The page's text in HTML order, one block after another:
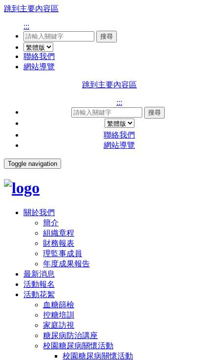
跳到主要內容區
:::
搜尋
聯絡我們
網站導覽
跳到主要內容區
:::
搜尋
聯絡我們
網站導覽
Toggle navigation
關於我們
簡介
組織章程
財務報表
理監事成員
年度成果報告
最新消息
活動報名
活動花絮
血糖篩檢
控糖培訓
家庭訪視
糖尿病防治講座
校園糖尿病關懷活動
校園糖尿病關懷活動